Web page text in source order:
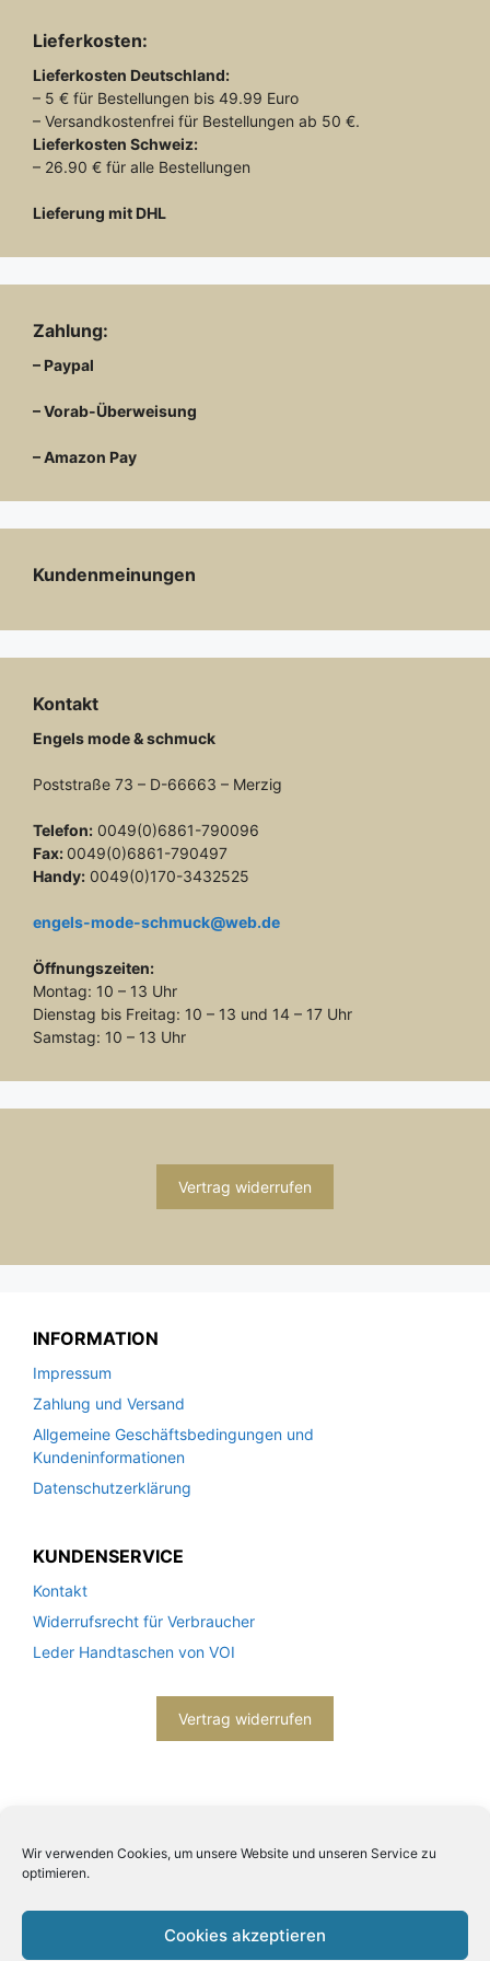
Wir verwenden Cookies, um unsere Website und unseren Service zu
optimieren.
Cookies akzeptieren
Lieferkosten:
Lieferkosten Deutschland:
– 5 € für Bestellungen bis 49.99 Euro
– Versandkostenfrei für Bestellungen ab 50 €.
Lieferkosten Schweiz:
– 26.90 € für alle Bestellungen
Lieferung mit DHL
Zahlung:
– Paypal
– Vorab-Überweisung
– Amazon Pay
Kundenmeinungen
Kontakt
Engels mode & schmuck
Poststraße 73 – D-66663 – Merzig
Telefon: 0049(0)6861-790096
Fax: 0049(0)6861-790497
Handy: 0049(0)170-3432525
engels-mode-schmuck@web.de
Öffnungszeiten:
Montag: 10 – 13 Uhr
Dienstag bis Freitag: 10 – 13 und 14 – 17 Uhr
Samstag: 10 – 13 Uhr
Vertrag widerrufen
INFORMATION
Impressum
Zahlung und Versand
Allgemeine Geschäftsbedingungen und
Kundeninformationen
Datenschutzerklärung
KUNDENSERVICE
Kontakt
Widerrufsrecht für Verbraucher
Leder Handtaschen von VOI
Vertrag widerrufen
2026© Engels mode schmuck -Datenschutzerklärung
Impressum- Bitte beachten Sie unsere